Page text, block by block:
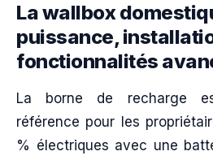
La wallbox
puissance,
fonctionnalités
La borne de recharge
référence pour les
% électriques avec une